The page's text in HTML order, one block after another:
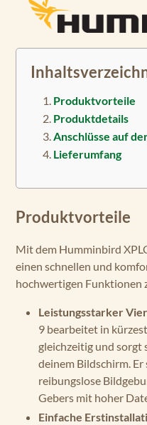
Produktvorteile
Produktdetails
Anschlüsse auf
Lieferumfang
Produktvorteile
Mit dem Humminbird
einen schnellen und
hochwertigen Funktionen
Leistungsstarker
9 bearbeitet in
gleichzeitig und sorgt
deinem Bildschirm.
reibungslose
Gebers mit hoher
Einfache